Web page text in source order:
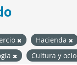
Hacienda
Cultura y ocio